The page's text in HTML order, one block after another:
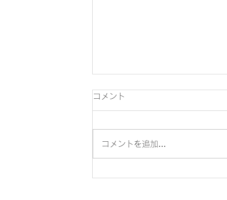
7月の税務
民税の特別徴収税額の納付（年2
回納付の特例適用者は1月から6
定納税額の減額申請 7月31日 ●
コメント
コメントを追加…